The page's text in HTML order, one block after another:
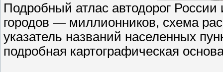
Подробный атлас автодорог
городов — миллионников, схема
указатель названий населенных
подробная картографическая